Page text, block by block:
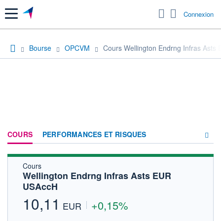
Menu Connexion
Bourse OPCVM Cours Wellington Endrng Infras Asts
COURS PERFORMANCES ET RISQUES
FORUM
Cours
Wellington Endrng Infras Asts EUR
USAccH
10,11 EUR +0,15%